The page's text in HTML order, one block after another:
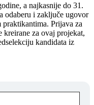
a najkasnije do 31.
odaberu i zaključe ugovor
praktikantima. Prijava za
kreirane za ovaj projekat,
kandidata iz